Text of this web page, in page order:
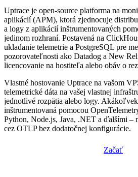
Uptrace je open-source platforma na
aplikácií (APM), ktorá zjednocuje
a logy z aplikácií inštrumentovaných
jedinom rozhraní. Postavená na
ukladanie telemetrie a PostgreSQL pre
pozorovateľnosti ako Datadog a New
licencovanie na hostiteľa alebo obáv o
Vlastné hostovanie Uptrace na vašom
telemetrické dáta na vašej vlastnej
jednotlivé rozpätia alebo logy.
inštrumentovaná pomocou
Python, Node.js, Java, .NET a ďalšími –
cez OTLP bez dodatočnej konfigurácie.
Začať